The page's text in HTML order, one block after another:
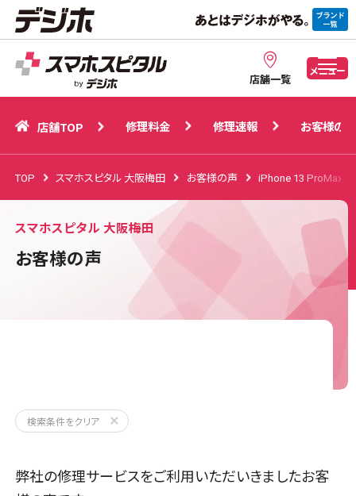
店舗一覧
メニュー
店舗TOP 修理速報 お客様の声
店舗TOP 修理料金 修理速報 お客様の声
TOP スマホスピタル 大阪梅田 お客様の声 iPhone 13 ProMax
スマホスピタル 大阪梅田
お客様の声
検索条件をクリア
弊社の修理サービスをご利用いただいきましたお客